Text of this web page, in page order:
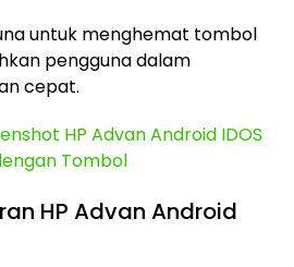
untuk menghemat tombol
pengguna dalam
cepat.
HP Advan Android IDOS
Tombol
HP Advan Android